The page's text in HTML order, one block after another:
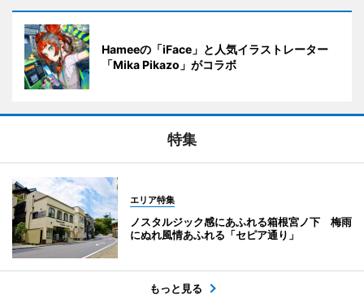
Hameeの「iFace」と人気イラストレーター
「Mika Pikazo」がコラボ
特集
エリア特集
ノスタルジック感にあふれる箱根宮ノ下 梅雨
にぬれ風情あふれる「セピア通り」
もっと見る